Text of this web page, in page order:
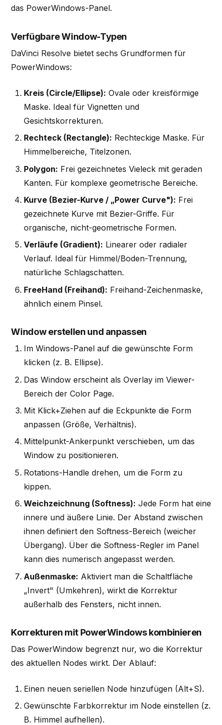
das PowerWindows-Panel.
Verfügbare Window-Typen
DaVinci Resolve bietet sechs Grundformen für
PowerWindows:
Kreis (Circle/Ellipse): Ovale oder kreisförmige
Maske. Ideal für Vignetten und
Gesichtskorrekturen.
Rechteck (Rectangle): Rechteckige Maske. Für
Himmelbereiche, Titelzonen.
Polygon: Frei gezeichnetes Vieleck mit geraden
Kanten. Für komplexe geometrische Bereiche.
Kurve (Bezier-Kurve / „Power Curve"): Frei
gezeichnete Kurve mit Bezier-Griffe. Für
organische, nicht-geometrische Formen.
Verläufe (Gradient): Linearer oder radialer
Verlauf. Ideal für Himmel/Boden-Trennung,
natürliche Schlagschatten.
FreeHand (Freihand): Freihand-Zeichenmaske,
ähnlich einem Pinsel.
Window erstellen und anpassen
Im Windows-Panel auf die gewünschte Form
klicken (z. B. Ellipse).
Das Window erscheint als Overlay im Viewer-
Bereich der Color Page.
Mit Klick+Ziehen auf die Eckpunkte die Form
anpassen (Größe, Verhältnis).
Mittelpunkt-Ankerpunkt verschieben, um das
Window zu positionieren.
Rotations-Handle drehen, um die Form zu
kippen.
Weichzeichnung (Softness): Jede Form hat eine
innere und äußere Linie. Der Abstand zwischen
ihnen definiert den Softness-Bereich (weicher
Übergang). Über die Softness-Regler im Panel
kann dies numerisch angepasst werden.
Außenmaske: Aktiviert man die Schaltfläche
„Invert" (Umkehren), wirkt die Korrektur
außerhalb des Fensters, nicht innen.
Korrekturen mit PowerWindows kombinieren
Das PowerWindow begrenzt nur, wo die Korrektur
des aktuellen Nodes wirkt. Der Ablauf:
Einen neuen seriellen Node hinzufügen (Alt+S).
Gewünschte Farbkorrektur im Node einstellen (z.
B. Himmel aufhellen).